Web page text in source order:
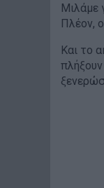
Μιλάμε
Πλέον,
Και το